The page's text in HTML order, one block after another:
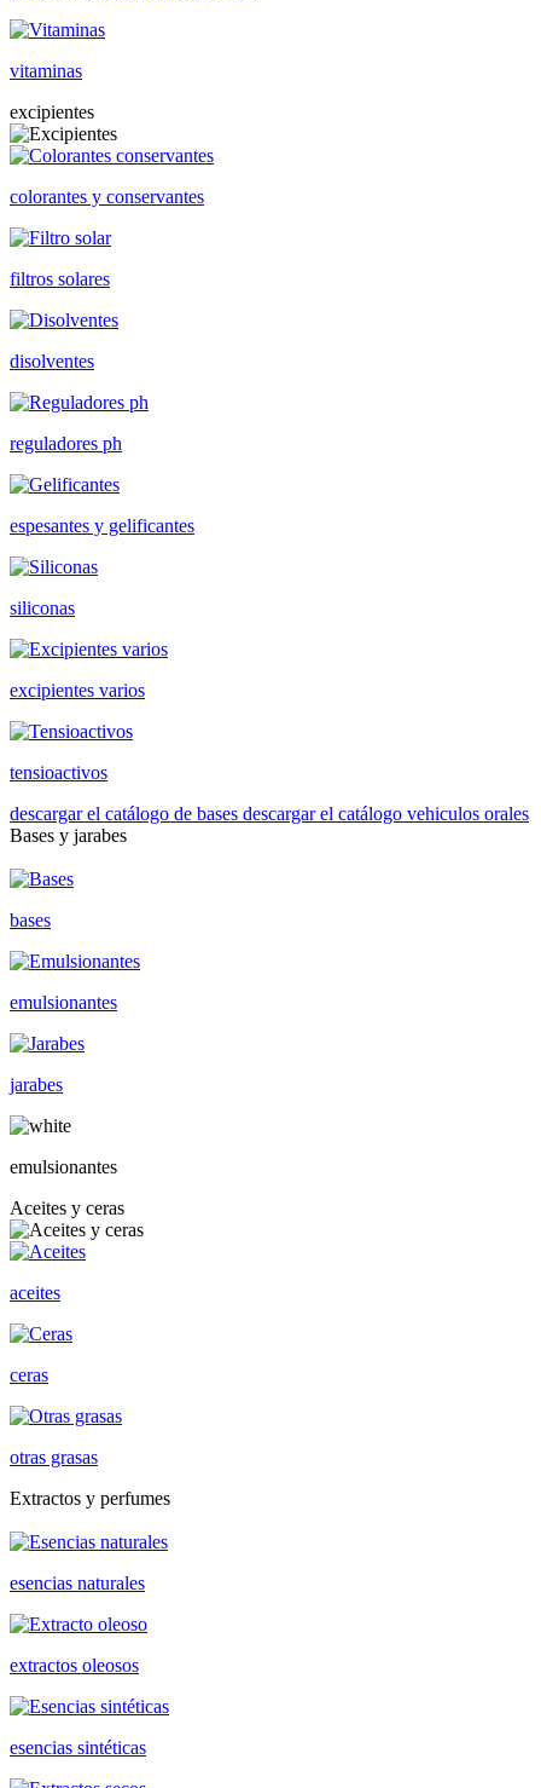
vitaminas
excipientes
colorantes y conservantes
filtros solares
disolventes
reguladores ph
espesantes y gelificantes
siliconas
excipientes varios
tensioactivos
descargar el catálogo de bases descargar el catálogo vehiculos orales
Bases y jarabes
bases
emulsionantes
jarabes
emulsionantes
Aceites y ceras
aceites
ceras
otras grasas
Extractos y perfumes
esencias naturales
extractos oleosos
esencias sintéticas